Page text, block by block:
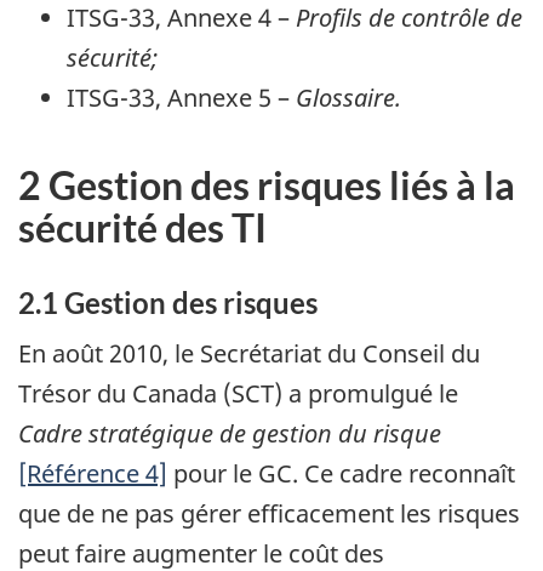
ITSG-33, Annexe 4 – Profils de contrôle de
sécurité;
ITSG-33, Annexe 5 – Glossaire.
2 Gestion des risques liés à la
sécurité des TI
2.1 Gestion des risques
En août 2010, le Secrétariat du Conseil du
Trésor du Canada (SCT) a promulgué le
Cadre stratégique de gestion du risque
[Référence 4] pour le GC. Ce cadre reconnaît
que de ne pas gérer efficacement les risques
peut faire augmenter le coût des